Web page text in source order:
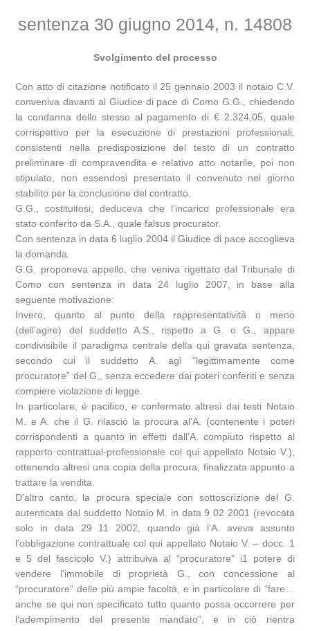
sentenza 30 giugno 2014, n. 14808
Svolgimento del processo
Con atto di citazione notificato il 25 gennaio 2003 il notaio C.V.
conveniva davanti al Giudice di pace di Como G.G., chiedendo
la condanna dello stesso al pagamento di € 2.324,05, quale
corrispettivo per la esecuzione di prestazioni professionali,
consistenti nella predisposizione del testo di un contratto
preliminare di compravendita e relativo atto notarile, poi non
stipulato, non essendosi presentato il convenuto nel giorno
stabilito per la conclusione del contratto.
G.G., costituitosi, deduceva che l’incarico professionale era
stato conferito da S.A., quale falsus procurator.
Con sentenza in data 6 luglio 2004 il Giudice di pace accoglieva
la domanda.
G.G. proponeva appello, che veniva rigettato dal Tribunale di
Como con sentenza in data 24 luglio 2007, in base alla
seguente motivazione:
Invero, quanto al punto della rappresentatività o meno
(dell’agire) del suddetto A.S., rispetto a G. o G., appare
condivisibile il paradigma centrale della qui gravata sentenza,
secondo cui il suddetto A. agì “legittimamente come
procuratore” del G., senza eccedere dai poteri conferiti e senza
compiere violazione di legge.
In particolare, è pacifico, e confermato altresì dai testi Notaio
M. e A. che il G. rilasciò la procura al’A. (contenente i poteri
corrispondenti a quanto in effetti dall’A. compiuto rispetto al
rapporto contrattual-professionale col qui appellato Notaio V.),
ottenendo altresì una copia della procura, finalizzata appunto a
trattare la vendita.
D’altro canto, la procura speciale con sottoscrizione del G.
autenticata dal suddetto Notaio M. in data 9 02 2001 (revocata
solo in data 29 11 2002, quando già l’A. aveva assunto
l’obbligazione contrattuale col qui appellato Notaio V. – docc. 1
e 5 del fascicolo V.) attribuiva al “procuratore” i1 potere di
vendere l’immobile di proprietà G., con concessione al
“procuratore” delle più ampie facoltà, e in particolare di “fare…
anche se qui non specificato tutto quanto possa occorrere per
l’adempimento del presente mandato”, e in ciò rientra